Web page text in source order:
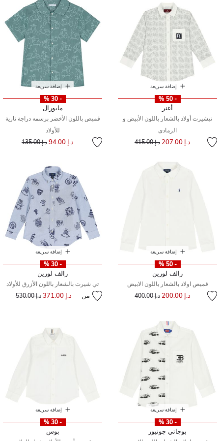
إضافة سريعة
- 50 %
أغنر
تيشيرت أولاد بالشعار باللون الأبيض و
الرمادى
د.إ 207.00 سعر مخفض مند.إ 415.00
إضافة سريعة
- 30 %
مايورال
قميص باللون الأخضر برسمه دراجة نارية
للأولاد
د.إ 94.00 سعر مخفض من
د.إ 135.00 إلى
إضافة سريعة
- 50 %
رالف لورين
قميص اولاد بالشعار باللون الابيض
د.إ 200.00 سعر مخفض مند.إ 400.00
إضافة سريعة
- 30 %
رالف لورين
تي شيرت بالشعار باللون الأزرق للأولاد
من د.إ 371.00 سعر مخفض من
د.إ 530.00 إلى
إضافة سريعة
- 30 %
بوجاتي جونيور
إضافة سريعة
- 30 %
بوس